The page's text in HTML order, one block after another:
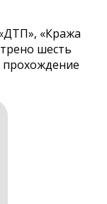
«Кража
шесть
прохождение